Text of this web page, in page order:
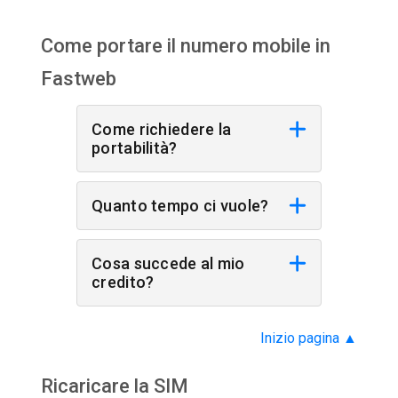
Come portare il numero mobile in
Fastweb
Come richiedere la
portabilità?
Quanto tempo ci vuole?
Cosa succede al mio
credito?
Inizio pagina ▲
Ricaricare la SIM